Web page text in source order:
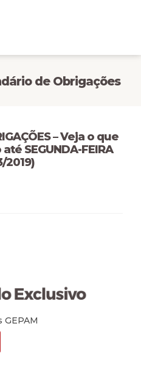
de Obrigações
– Veja o que
SEGUNDA-FEIRA
2019)
GEPAM